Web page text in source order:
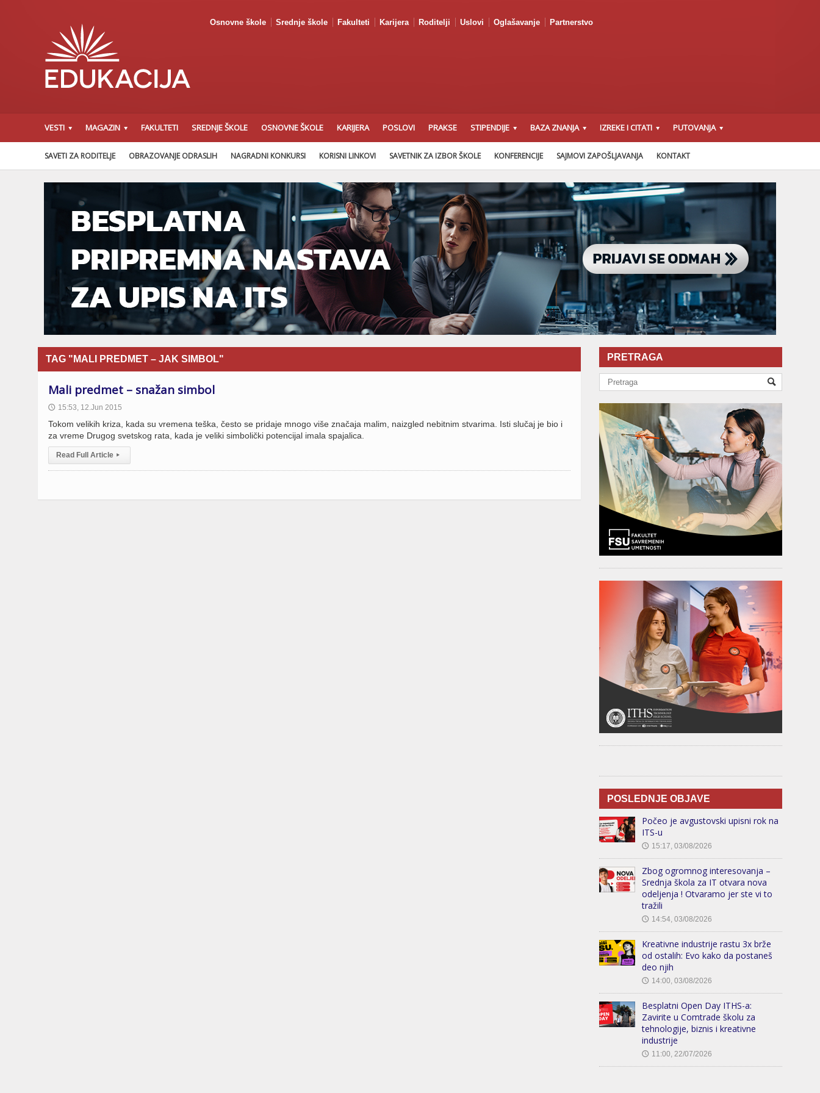
Osnovne škole Srednje škole Fakulteti Karijera Roditelji Uslovi Oglašavanje Partnerstvo
VESTI MAGAZIN FAKULTETI SREDNJE ŠKOLE OSNOVNE ŠKOLE KARIJERA POSLOVI PRAKSE STIPENDIJE BAZA ZNANJA IZREKE I CITATI PUTOVANJA
SAVETI ZA RODITELJE OBRAZOVANJE ODRASLIH NAGRADNI KONKURSI KORISNI LINKOVI SAVETNIK ZA IZBOR ŠKOLE KONFERENCIJE SAJMOVI ZAPOŠLJAVANJA KONTAKT
TAG "MALI PREDMET – JAK SIMBOL"
Mali predmet – snažan simbol
🕔 15:53, 12.Jun 2015
Tokom velikih kriza, kada su vremena teška, često se pridaje mnogo više značaja malim, naizgled nebitnim stvarima. Isti slučaj je bio i
za vreme Drugog svetskog rata, kada je veliki simbolički potencijal imala spajalica.
Read Full Article ▸
PRETRAGA
POSLEDNJE OBJAVE
Počeo je avgustovski upisni rok na
ITS-u
🕔 15:17, 03/08/2026
Zbog ogromnog interesovanja –
Srednja škola za IT otvara nova
odeljenja ! Otvaramo jer ste vi to
tražili
🕔 14:54, 03/08/2026
Kreativne industrije rastu 3x brže
od ostalih: Evo kako da postaneš
deo njih
🕔 14:00, 03/08/2026
Besplatni Open Day ITHS-a:
Zavirite u Comtrade školu za
tehnologije, biznis i kreativne
industrije
🕔 11:00, 22/07/2026